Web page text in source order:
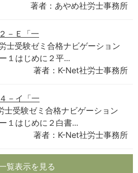
著者：あやめ社労士事務所
－Ｅ「一
士受験ゼミ合格ナビゲーション
１はじめに２平...
著者：K-Net社労士事務所
－イ「一
士受験ゼミ合格ナビゲーション
１はじめに２白書...
著者：K-Net社労士事務所
覧表示を見る